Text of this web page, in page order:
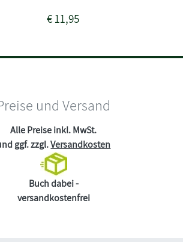
€11,95
und Versand
Alle Preise inkl. MwSt.
ggf. zzgl.Versandkosten
Buch dabei -
versandkostenfrei